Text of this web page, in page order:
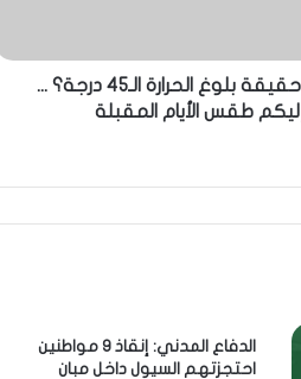
ما هي حقيقة بلوغ الحرارة الـ45 درجة؟ ...
إليكم طقس الأيام المقبلة
الدفاع المدني: إنقاذ 9 مواطنين
احتجزتهم السيول داخل مبان